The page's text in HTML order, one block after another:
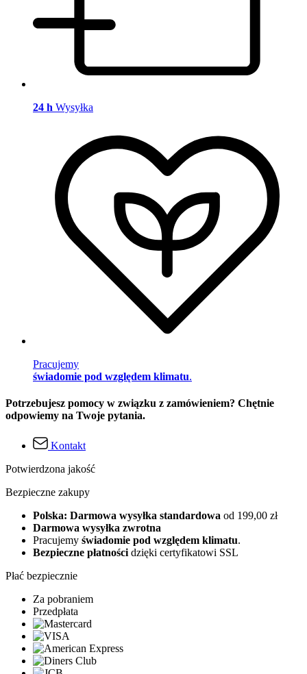
24 h Wysyłka
Pracujemy
świadomie pod względem klimatu.
Potrzebujesz pomocy w związku z zamówieniem? Chętnie
odpowiemy na Twoje pytania.
Kontakt
Potwierdzona jakość
Bezpieczne zakupy
Polska: Darmowa wysyłka standardowa od 199,00 zł
Darmowa wysyłka zwrotna
Pracujemy świadomie pod względem klimatu.
Bezpieczne płatności dzięki certyfikatowi SSL
Płać bezpiecznie
Za pobraniem
Przedpłata